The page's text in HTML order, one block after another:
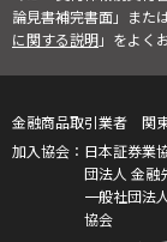
論見書補完書面」また
に関する説明」をよく
金融商品取引業者 関
日本証券業
団法人 金融
一般社団法
協会